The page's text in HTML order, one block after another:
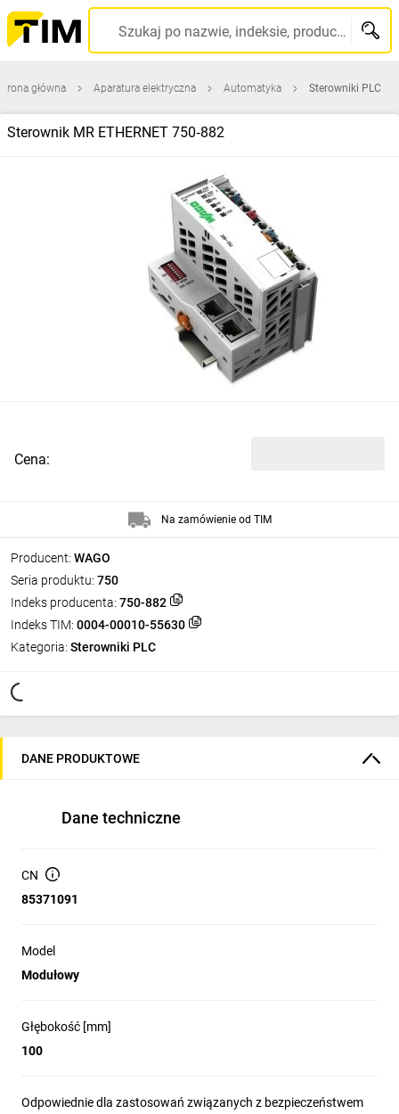
Szukaj po nazwie, indeksie, producencie, kodzie kreskowym...
główna Aparatura elektryczna Automatyka Sterowniki PLC
Sterownik MR ETHERNET 750‑882
Producent: WAGO
Seria produktu: 750
Indeks producenta: 750-882
Indeks TIM: 0004-00010-55630
Kategoria: Sterowniki PLC
Cena:
Na zamówienie od TIM
DANE PRODUKTOWE
Dane techniczne
CN
85371091
Model
Modułowy
Głębokość [mm]
100
Odpowiednie dla zastosowań związanych z bezpieczeństwem